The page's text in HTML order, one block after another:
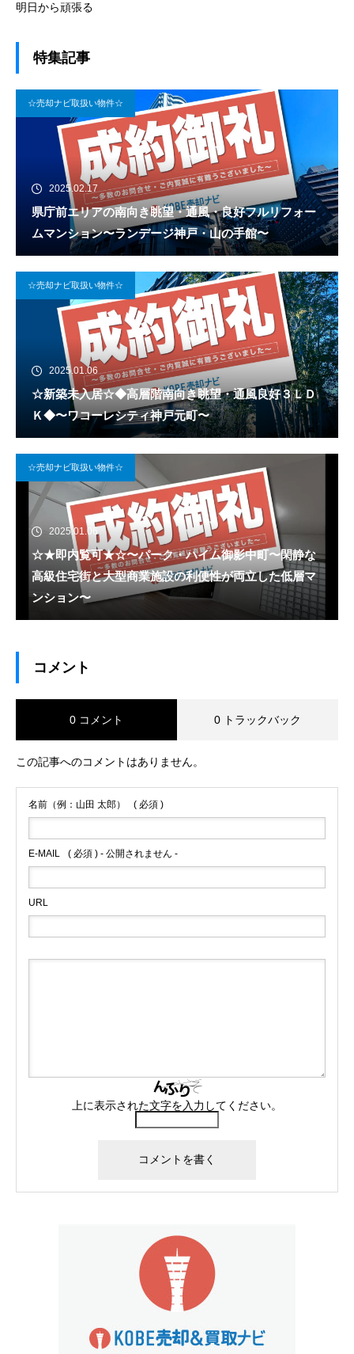
明日から頑張る
特集記事
☆売却ナビ取扱い物件☆
2025.02.17
県庁前エリアの南向き眺望・通風・良好フルリフォー
ムマンション〜ランデージ神戸・山の手館〜
☆売却ナビ取扱い物件☆
2025.01.06
☆新築未入居☆◆高層階南向き眺望・通風良好３ＬＤ
Ｋ◆〜ワコーレシティ神戸元町〜
☆売却ナビ取扱い物件☆
2025.01.06
☆★即内覧可★☆〜パーク・ハイム御影中町〜閑静な
高級住宅街と大型商業施設の利便性が両立した低層マ
ンション〜
コメント
0 コメント 0 トラックバック
この記事へのコメントはありません。
名前（例：山田 太郎） ( 必須 )
E-MAIL ( 必須 ) - 公開されません -
URL
上に表示された文字を入力してください。